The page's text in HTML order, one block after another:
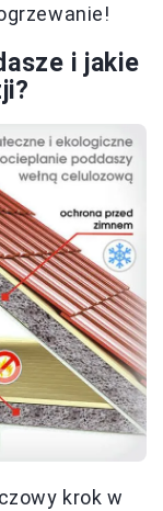
i jakie
krok w